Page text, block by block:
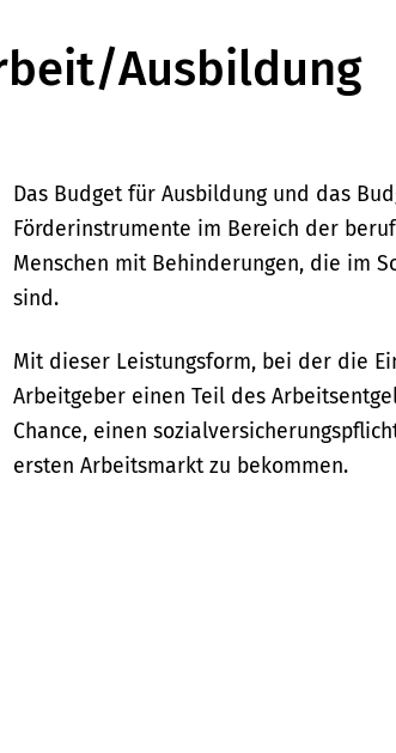
Ausbildung
Das Budget für Ausbildung und das
Förderinstrumente im Bereich der
Menschen mit Behinderungen, die im
sind.
Mit dieser Leistungsform, bei der die
Arbeitgeber einen Teil des
Chance, einen
ersten Arbeitsmarkt zu bekommen.